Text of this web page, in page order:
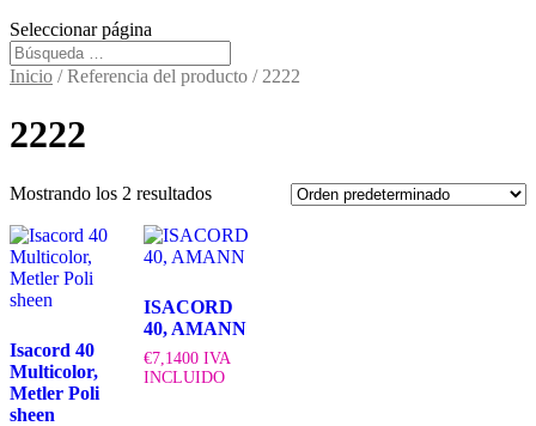
Seleccionar página
Inicio / Referencia del producto / 2222
2222
Mostrando los 2 resultados
Isacord 40
Multicolor,
Metler Poli
sheen
ISACORD
40, AMANN
€7,1400IVA
INCLUIDO